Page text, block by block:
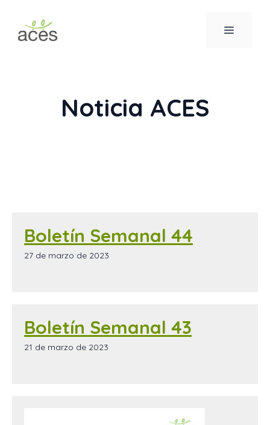
contenido
MENÚ
Noticia ACES
Boletín Semanal 44
27 de marzo de 2023
Boletín Semanal 43
21 de marzo de 2023